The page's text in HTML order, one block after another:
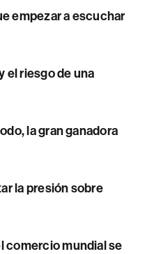
empezar a escuchar
el riesgo de una
la gran ganadora
la presión sobre
comercio mundial se